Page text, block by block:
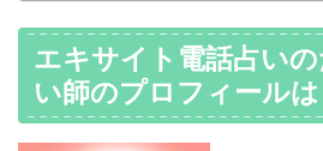
エキサイト電話占い
い師のプロフィールは